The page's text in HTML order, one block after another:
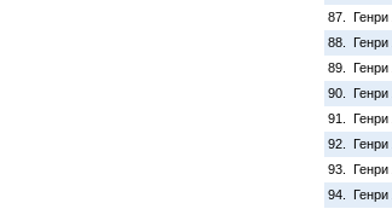
87.
88.
89.
90.
91.
92. Генри
93. Генри
94. Генри